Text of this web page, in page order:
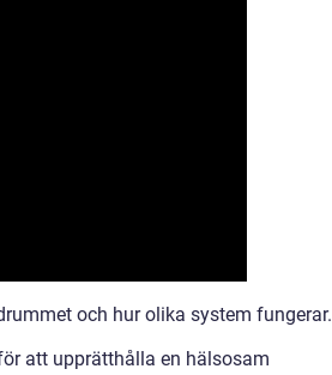
och hur olika system fungerar.
att upprätthålla en hälsosam